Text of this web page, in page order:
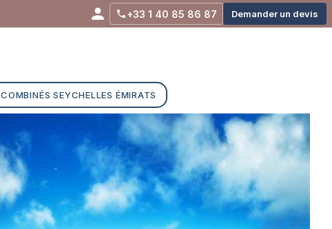
+33 1 40 85 86 87 Demander un devis
COMBINÉS SEYCHELLES ÉMIRATS